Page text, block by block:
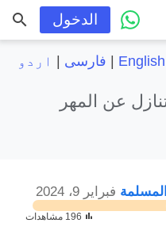
الدخول
English فارسی اردو
عن المهر
فبراير 9، 2024
196 مشاهدات